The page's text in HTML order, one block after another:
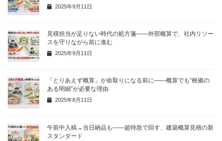
2025年9月11日
見積担当が足りない時代の処方箋——外部概算で、社内リソー
スを守りながら前に進む
2025年9月11日
「とりあえず概算」が命取りになる前に——概算でも“根拠の
ある明細”が必要な理由
2025年8月11日
午前中入稿→当日納品も——超特急で回す、建築概算見積の新
スタンダード